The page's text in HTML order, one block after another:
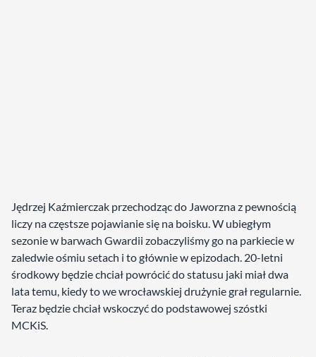
Jędrzej Kaźmierczak przechodząc do Jaworzna z pewnością
liczy na częstsze pojawianie się na boisku. W ubiegłym
sezonie w barwach Gwardii zobaczyliśmy go na parkiecie w
zaledwie ośmiu setach i to głównie w epizodach. 20-letni
środkowy będzie chciał powrócić do statusu jaki miał dwa
lata temu, kiedy to we wrocławskiej drużynie grał regularnie.
Teraz będzie chciał wskoczyć do podstawowej szóstki
MCKiS.